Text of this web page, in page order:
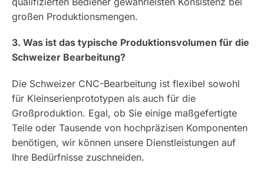
großen Produktionsmengen.
3. Was ist das typische Produktionsvolumen für die
Schweizer Bearbeitung?
Die Schweizer CNC-Bearbeitung ist flexibel sowohl
für Kleinserienprototypen als auch für die
Großproduktion. Egal, ob Sie einige maßgefertigte
Teile oder Tausende von hochpräzisen Komponenten
benötigen, wir können unsere Dienstleistungen auf
Ihre Bedürfnisse zuschneiden.